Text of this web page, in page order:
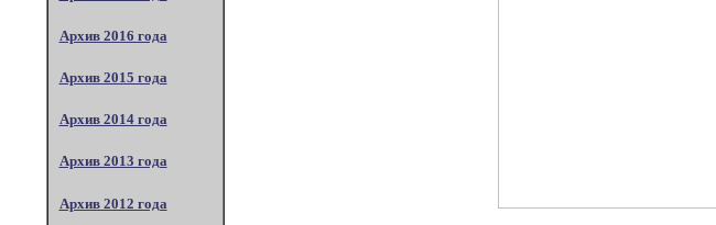
Архив 2016 года
Архив 2015 года
Архив 2014 года
Архив 2013 года
Архив 2012 года